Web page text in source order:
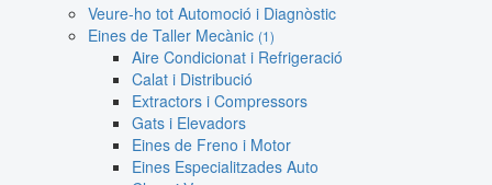
Veure-ho tot Automoció i Diagnòstic
Eines de Taller Mecànic (1)
Aire Condicionat i Refrigeració
Calat i Distribució
Extractors i Compressors
Gats i Elevadors
Eines de Freno i Motor
Eines Especialitzades Auto